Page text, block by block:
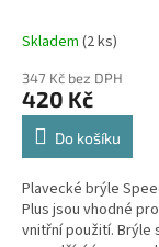
Skladem (2 ks)
347 Kč bez DPH
420 Kč
Do košíku
Plavecké brýle
Plus jsou vhodné
vnitřní použití. Brýle